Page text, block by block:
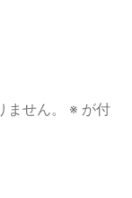
せん。 ※ が付